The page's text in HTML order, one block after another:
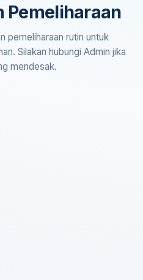
Pemeliharaan
pemeliharaan rutin untuk
Silakan hubungi Admin jika
mendesak.